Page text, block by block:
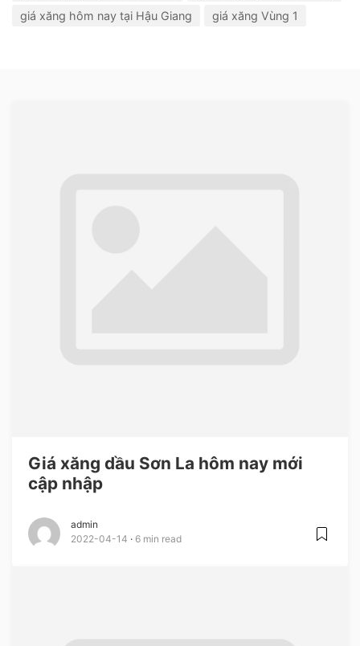
giá xăng hôm nay tại Hậu Giang
giá xăng Vùng 1
Giá xăng dầu Sơn La hôm nay mới
cập nhập
admin
2022-04-14
6 min read